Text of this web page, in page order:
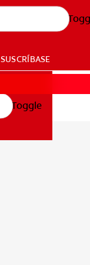
SUSCRÍBASE
Toggle